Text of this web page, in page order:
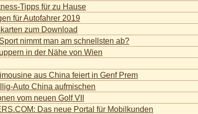
Tipps für zu Hause
für Autofahrer 2019
zum Download
nimmt man am schnellsten ab?
in der Nähe von Wien
aus China feiert in Genf Prem
Auto China aufmischen
vom neuen Golf VII
Das neue Portal für Mobilkunden